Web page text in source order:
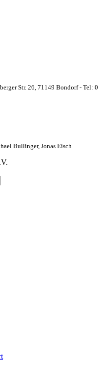
Str. 26, 71149 Bondorf - Tel: 0
Bullinger, Jonas Eisch